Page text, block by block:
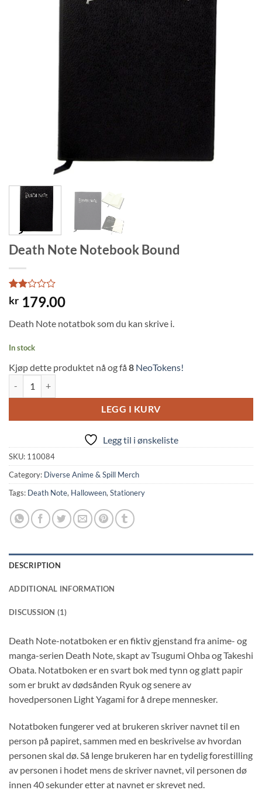
Death Note Notebook Bound
Rated
2
of 5
on
1
customer
rating
kr 179.00
Death Note notatbok som du kan skrive i.
In stock
Kjøp dette produktet nå og få 8 NeoTokens!
LEGG I KURV
Legg til i ønskeliste
SKU: 110084
Category: Diverse Anime & Spill Merch
Tags: Death Note, Halloween,Stationery
DESCRIPTION
ADDITIONAL INFORMATION
DISCUSSION (1)
Death Note-notatboken er en fiktiv gjenstand fra anime- og
manga-serien Death Note, skapt av Tsugumi Ohba og Takeshi
Obata. Notatboken er en svart bok med tynn og glatt papir
som er brukt av dødsånden Ryuk og senere av
hovedpersonen Light Yagami for å drepe mennesker.
Notatboken fungerer ved at brukeren skriver navnet til en
person på papiret, sammen med en beskrivelse av hvordan
personen skal dø. Så lenge brukeren har en tydelig forestilling
av personen i hodet mens de skriver navnet, vil personen dø
innen 40 sekunder etter at navnet er skrevet ned.